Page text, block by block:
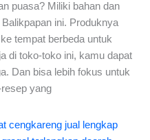
puasa? Miliki bahan dan
ini. Produknya
tempat berbeda untuk
di toko-toko ini, kamu dapat
Dan bisa lebih fokus untuk
yang